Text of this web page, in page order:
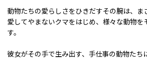
動物たちの愛らしさをひきだすその腕は、ま
愛してやまないクマをはじめ、様々な動物を
す。
彼女がその手で生み出す、手仕事の動物たち